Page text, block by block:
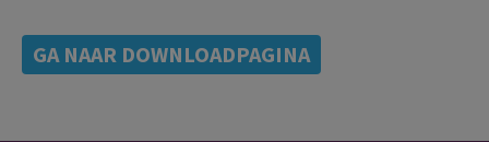
GA NAAR DOWNLOADPAGINA